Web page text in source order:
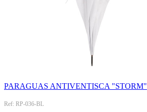
PARAGUAS ANTIVENTISCA "STORM"
Ref: RP-036-BL